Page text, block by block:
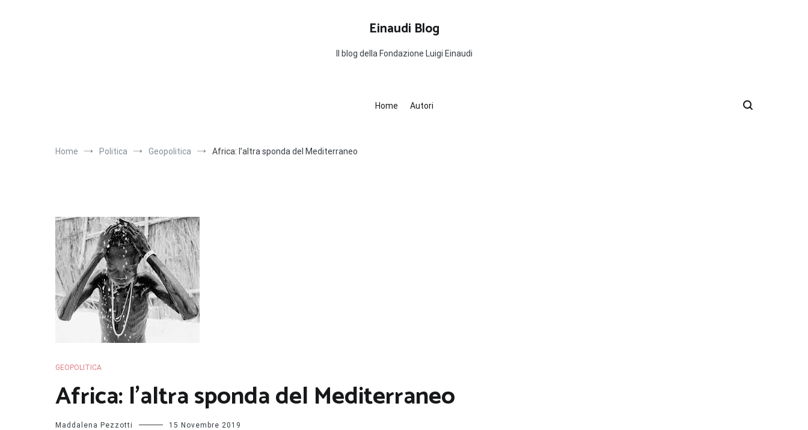
Einaudi Blog
Il blog della Fondazione Luigi Einaudi
Home Autori
Home Politica Geopolitica Africa: l’altra sponda del Mediterraneo
GEOPOLITICA
Africa: l’altra sponda del Mediterraneo
Maddalena Pezzotti 15 Novembre 2019